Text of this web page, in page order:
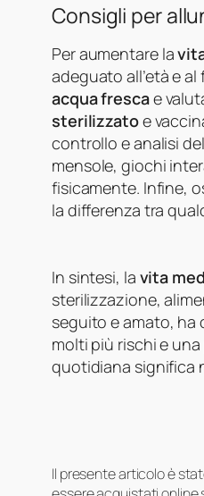
Consigli per
Per aumentare la
adeguato all’età e
acqua frescae
sterilizzatoe
controllo e analisi
mensole, giochi
fisicamente. Infine,
la differenza tra
In sintesi, la vita
sterilizzazione,
seguito e amato, ha
molti più rischi e
quotidiana significa
Il presente articolo è